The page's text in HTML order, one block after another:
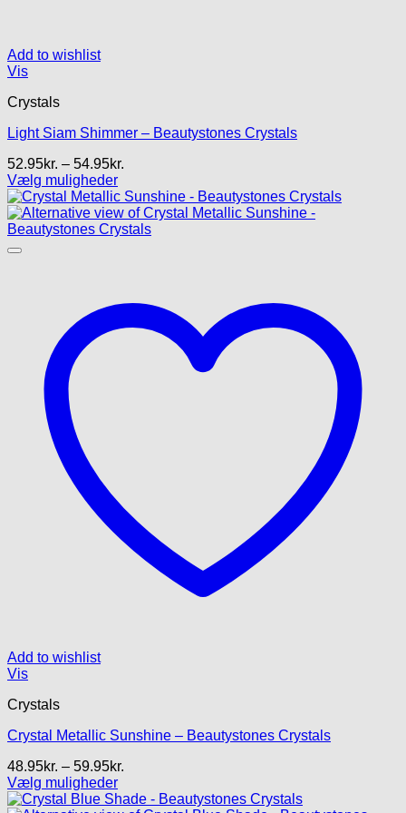
Add to wishlist
Vis
Crystals
Light Siam Shimmer – Beautystones Crystals
52.95kr. – 54.95kr.
til
54.95kr.
Vælg muligheder
Dette
vare
har
flere
varesiden
Add to wishlist
Vis
Crystals
Crystal Metallic Sunshine – Beautystones Crystals
48.95kr. – 59.95kr.
til
Vælg muligheder
Dette